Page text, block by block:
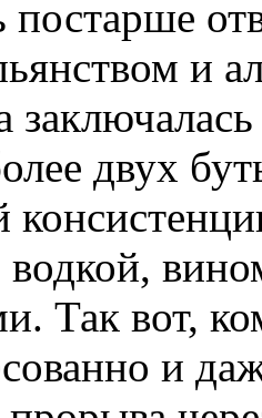
постарше
и
двух
водкой,
Так вот,
и